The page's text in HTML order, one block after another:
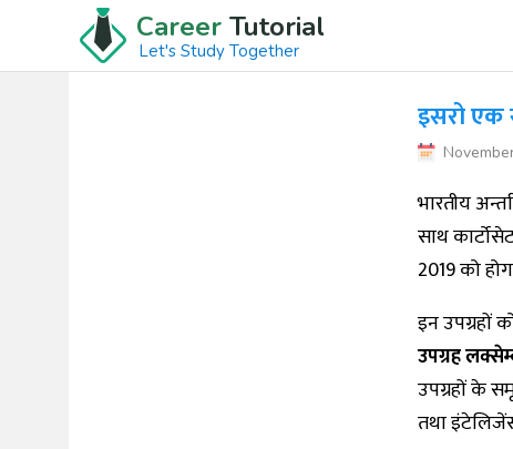
Career Tutorial
Let's Study Together
इसरो एक
भारतीय
साथ
2019 को
इन उपग्रहों
उपग्रह
उपग्रहों के
तथा